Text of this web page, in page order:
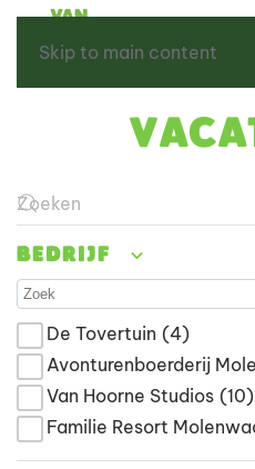
Skip to main content
Bedrijf
De Tovertuin (4)
Avonturenboerderij
Van Hoorne Studios (10)
Familie Resort